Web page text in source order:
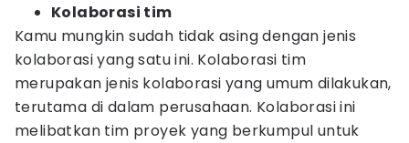
Kolaborasi tim
Kamu mungkin sudah tidak asing dengan jenis
kolaborasi yang satu ini. Kolaborasi tim
merupakan jenis kolaborasi yang umum dilakukan,
terutama di dalam perusahaan. Kolaborasi ini
melibatkan tim proyek yang berkumpul untuk